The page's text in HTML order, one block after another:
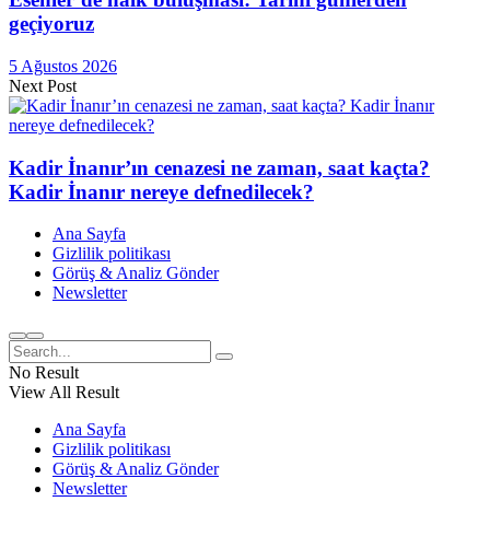
geçiyoruz
5 Ağustos 2026
Next Post
Kadir İnanır’ın cenazesi ne zaman, saat kaçta?
Kadir İnanır nereye defnedilecek?
Ana Sayfa
Gizlilik politikası
Görüş & Analiz Gönder
Newsletter
No Result
View All Result
Ana Sayfa
Gizlilik politikası
Görüş & Analiz Gönder
Newsletter